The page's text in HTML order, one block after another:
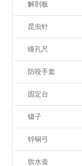
解剖板
昆虫针
瞳孔尺
防咬手套
固定台
镊子
锌铜弓
饮水壶